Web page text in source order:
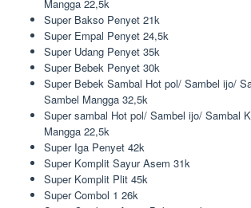
Mangga 22,5k
Super Bakso Penyet 21k
Super Empal Penyet 24,5k
Super Udang Penyet 35k
Super Bebek Penyet 30k
Super Bebek Sambal Hot pol/ Sambel ijo/
Sambel Mangga 32,5k
Super sambal Hot pol/ Sambel ijo/ Sambal
Mangga 22,5k
Super Iga Penyet 42k
Super Komplit Sayur Asem 31k
Super Komplit Plit 45k
Super Combol 1 26k